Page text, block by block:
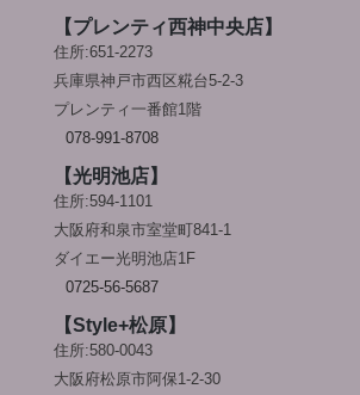
【プレンティ西神中央店】
住所:651-2273
兵庫県神戸市西区糀台5-2-3
プレンティ一番館1階
078-991-8708
【光明池店】
住所:594-1101
大阪府和泉市室堂町841-1
ダイエー光明池店1F
0725-56-5687
【Style+松原】
住所:580-0043
大阪府松原市阿保1-2-30